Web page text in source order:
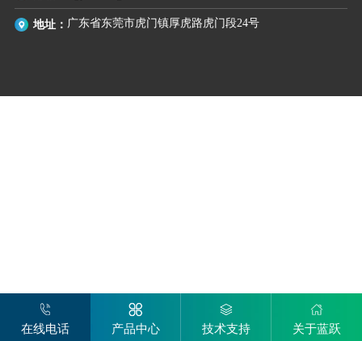
地址：广东省东莞市虎门镇厚虎路虎门段24号
在线电话 产品中心 技术支持 关于蓝跃